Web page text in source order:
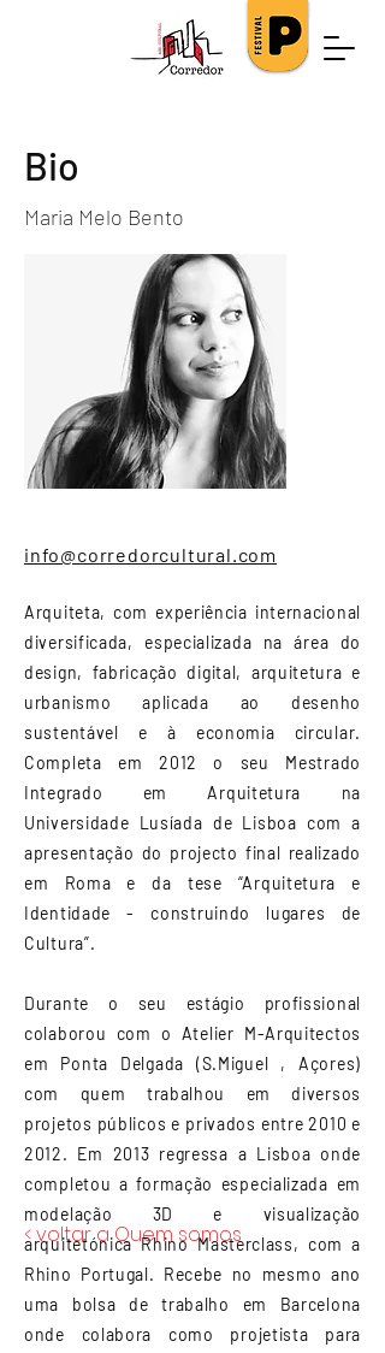
Bio
Maria Melo Bento
< voltar a Quem somos
info@corredorcultural.com
Arquiteta, com experiência internacional
diversificada, especializada na área do
design, fabricação digital, arquitetura e
urbanismo aplicada ao desenho
sustentável e à economia circular.
Completa em 2012 o seu Mestrado
Integrado em Arquitetura na
Universidade Lusíada de Lisboa com a
apresentação do projecto final realizado
em Roma e da tese “Arquitetura e
Identidade - construindo lugares de
Cultura”.
Durante o seu estágio profissional
colaborou com o Atelier M-Arquitectos
em Ponta Delgada (S.Miguel , Açores)
com quem trabalhou em diversos
projetos públicos e privados entre 2010 e
2012. Em 2013 regressa a Lisboa onde
completou a formação especializada em
modelação 3D e visualização
arquitetónica Rhino Masterclass, com a
Rhino Portugal. Recebe no mesmo ano
uma bolsa de trabalho em Barcelona
onde colabora como projetista para